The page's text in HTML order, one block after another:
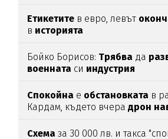
Етикетите в евро, левът
в историята
Бойко Борисов: Трябва да
военната си индустрия
Спокойна е обстановката в
Кардам, където вчерадрон
Схема за 30 000 лв. и такса